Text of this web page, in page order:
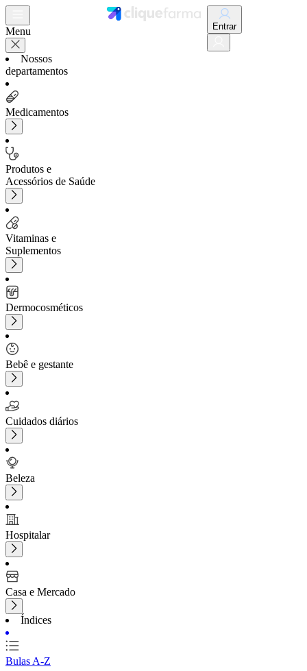
Menu
Nossos
departamentos
Medicamentos
Produtos e
Acessórios de Saúde
Vitaminas e
Suplementos
Dermocosméticos
Bebê e gestante
Cuidados diários
Beleza
Hospitalar
Casa e Mercado
Índices
Bulas A-Z
Entrar